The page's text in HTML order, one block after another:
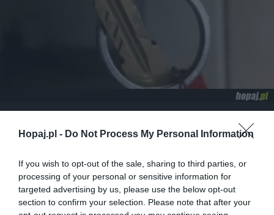
Hopaj.pl - Do Not Process My Personal Information
If you wish to opt-out of the sale, sharing to third parties, or
processing of your personal or sensitive information for
targeted advertising by us, please use the below opt-out
section to confirm your selection. Please note that after your
Kopiuj link
Co to ma być